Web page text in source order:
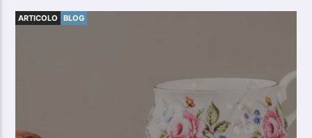
ARTICOLO BLOG